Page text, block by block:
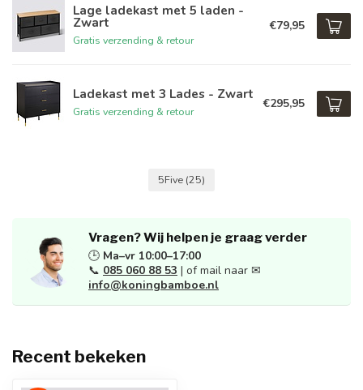
Lage ladekast met 5 laden -
Zwart
Gratis verzending & retour
€79,95
Ladekast met 3 Lades - Zwart
Gratis verzending & retour
€295,95
5Five (25)
Vragen? Wij helpen je graag verder
🕒 Ma–vr 10:00–17:00
📞 085 060 88 53 | of mail naar ✉
info@koningbamboe.nl
Recent bekeken